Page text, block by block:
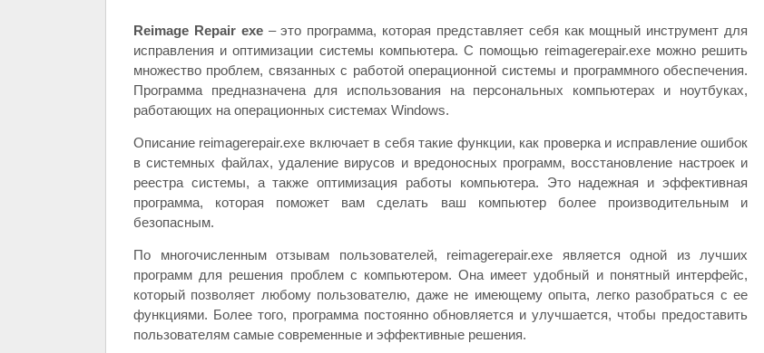
Reimage Repair exe– это программа, которая представляет себя как мощный инструмент для
исправления и оптимизации системы компьютера. С помощью reimagerepair.exe можно решить
множество проблем, связанных с работой операционной системы и программного обеспечения.
Программа предназначена для использования на персональных компьютерах и ноутбуках,
работающих на операционных системах Windows.
Описание reimagerepair.exe включает в себя такие функции, как проверка и исправление ошибок
в системных файлах, удаление вирусов и вредоносных программ, восстановление настроек и
реестра системы, а также оптимизация работы компьютера. Это надежная и эффективная
программа, которая поможет вам сделать ваш компьютер более производительным и
безопасным.
По многочисленным отзывам пользователей, reimagerepair.exe является одной из лучших
программ для решения проблем с компьютером. Она имеет удобный и понятный интерфейс,
который позволяет любому пользователю, даже не имеющему опыта, легко разобраться с ее
функциями. Более того, программа постоянно обновляется и улучшается, чтобы предоставить
пользователям самые современные и эффективные решения.